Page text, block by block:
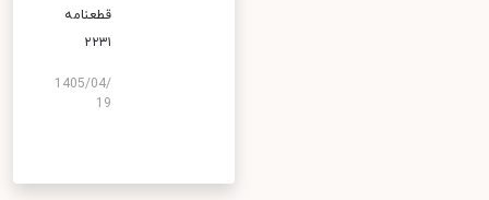
قطعنامه
۲۲۳۱
1405/04/
19